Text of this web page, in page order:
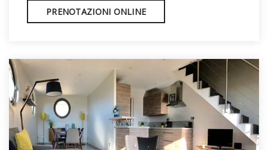
PRENOTAZIONI ONLINE